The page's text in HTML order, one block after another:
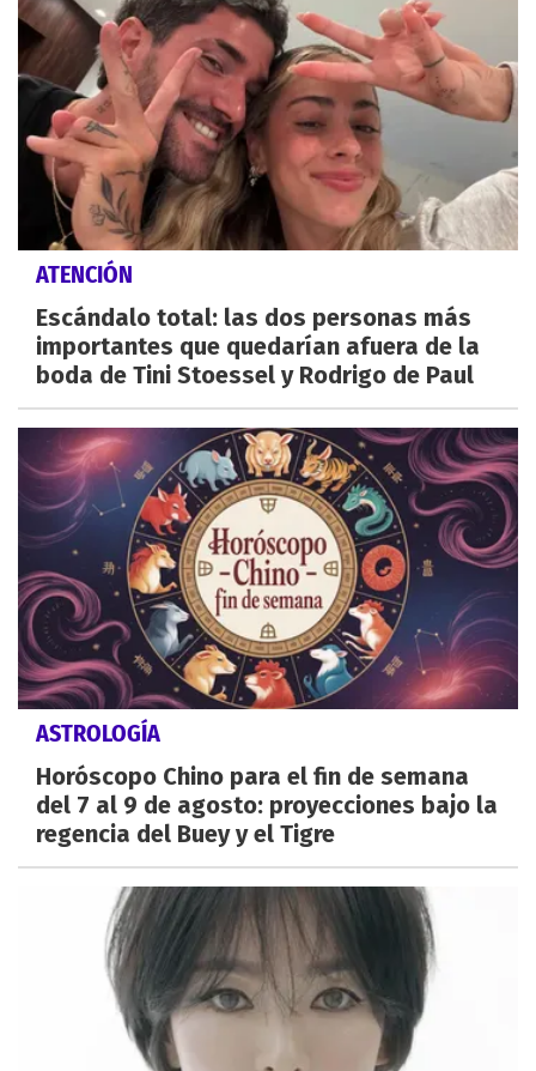
ATENCIÓN
Escándalo total: las dos personas más
importantes que quedarían afuera de la
boda de Tini Stoessel y Rodrigo de Paul
ASTROLOGÍA
Horóscopo Chino para el fin de semana
del 7 al 9 de agosto: proyecciones bajo la
regencia del Buey y el Tigre